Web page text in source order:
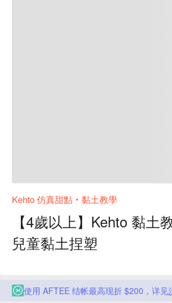
Kehto 仿真甜點‧黏土教學
【4歲以上】Kehto 黏土
兒童黏土捏塑
使用 AFTEE 结帐最高现折 $200，详见